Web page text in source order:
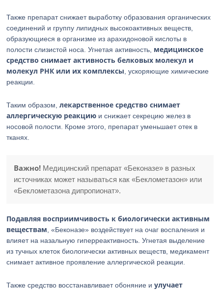
Также препарат снижает выработку образования органических
соединений и группу липидных высокоактивных веществ,
образующиеся в организме из арахидоновой кислоты в
полости слизистой носа. Угнетая активность, медицинское
средство снимает активность белковых молекул и
молекул РНК или их комплексы , ускоряющие химические
реакции.
Таким образом,лекарственное средство снимает
аллергическую реакцию и снижает секрецию желез в
носовой полости. Кроме этого, препарат уменьшает отек в
тканях.
Важно! Медицинский препарат «Беконазе» в разных
источниках может называться как «Беклометазон» или
«Беклометазона дипропионат».
Подавляя восприимчивость к биологически активным
веществам , «Беконазе» воздействует на очаг воспаления и
влияет на назальную гиперреактивность. Угнетая выделение
из тучных клеток биологически активных веществ, медикамент
снимает активное проявление аллергической реакции.
Также средство восстанавливает обоняние иулучает